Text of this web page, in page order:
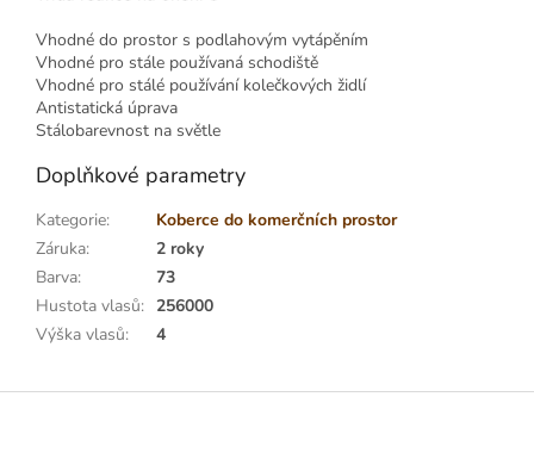
Vhodné do prostor s podlahovým vytápěním
Vhodné pro stále používaná schodiště
Vhodné pro stálé používání kolečkových židlí
Antistatická úprava
Stálobarevnost na světle
Doplňkové parametry
Kategorie:
Koberce do komerčních prostor
Záruka:
2 roky
Barva:
73
Hustota vlasů: 256000
Výška vlasů: 4
Z